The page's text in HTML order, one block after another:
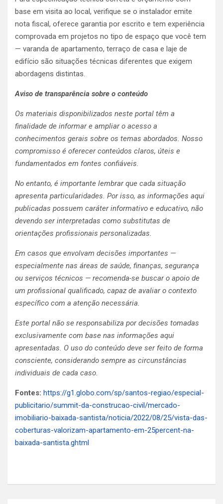
base em visita ao local, verifique se o instalador emite
nota fiscal, oferece garantia por escrito e tem experiência
comprovada em projetos no tipo de espaço que você tem
— varanda de apartamento, terraço de casa e laje de
edifício são situações técnicas diferentes que exigem
abordagens distintas.
Aviso de transparência sobre o conteúdo
Os materiais disponibilizados neste portal têm a
finalidade de informar e ampliar o acesso a
conhecimentos gerais sobre os temas abordados. Nosso
compromisso é oferecer conteúdos claros, úteis e
fundamentados em fontes confiáveis.
No entanto, é importante lembrar que cada situação
apresenta particularidades. Por isso, as informações aqui
publicadas possuem caráter informativo e educativo, não
devendo ser interpretadas como substitutas de
orientações profissionais personalizadas.
Em casos que envolvam decisões importantes —
especialmente nas áreas de saúde, finanças, segurança
ou serviços técnicos — recomenda-se buscar o apoio de
um profissional qualificado, capaz de avaliar o contexto
específico com a atenção necessária.
Este portal não se responsabiliza por decisões tomadas
exclusivamente com base nas informações aqui
apresentadas. O uso do conteúdo deve ser feito de forma
consciente, considerando sempre as circunstâncias
individuais de cada caso.
Fontes: https://g1.globo.com/sp/santos-regiao/especial-
publicitario/summit-da-construcao-civil/mercado-
imobiliario-baixada-santista/noticia/2022/08/25/vista-das-
coberturas-valorizam-apartamento-em-25percent-na-
baixada-santista.ghtml